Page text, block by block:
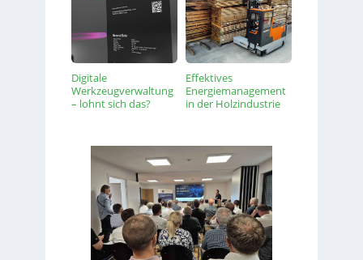
Digitale
Werkzeugverwaltung
– lohnt sich das?
Effektives
Energiemanagement
in der Holzindustrie